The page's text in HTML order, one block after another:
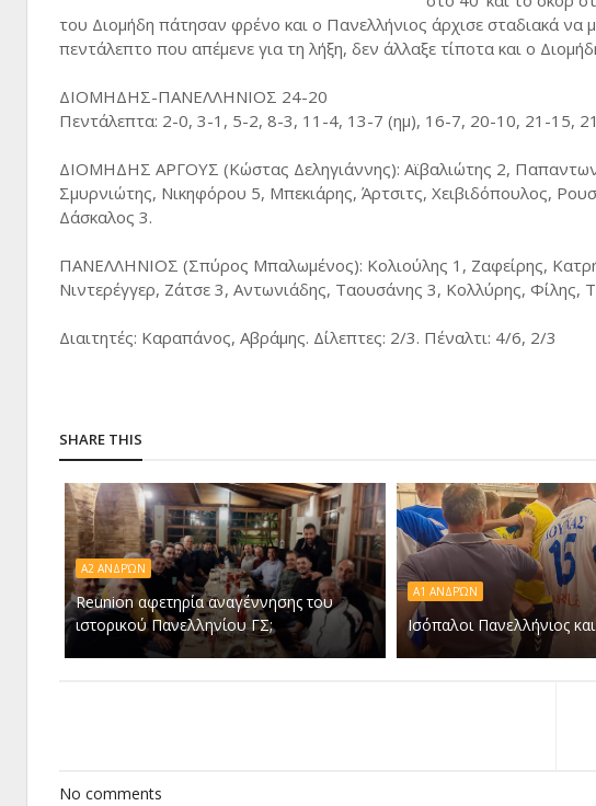
του Διομήδη πάτησαν φρένο και ο Πανελλήνιος άρχισε σταδιακά να
πεντάλεπτο που απέμενε για τη λήξη, δεν άλλαξε τίποτα και ο
ΔΙΟΜΗΔΗΣ-ΠΑΝΕΛΛΗΝΙΟΣ 24-20
Πεντάλεπτα: 2-0, 3-1, 5-2, 8-3, 11-4, 13-7 (ημ), 16-7, 20-10, 21-15,
ΔΙΟΜΗΔΗΣ ΑΡΓΟΥΣ (Κώστας Δεληγιάννης): Αϊβαλιώτης 2,
Σμυρνιώτης, Νικηφόρου 5, Μπεκιάρης, Άρτσιτς, Χειβιδόπουλος,
Δάσκαλος 3.
ΠΑΝΕΛΛΗΝΙΟΣ (Σπύρος Μπαλωμένος): Κολιούλης 1, Ζαφείρης,
Νιντερέγγερ, Ζάτσε 3, Αντωνιάδης, Ταουσάνης 3, Κολλύρης,
Διαιτητές: Καραπάνος, Αβράμης. Δίλεπτες: 2/3. Πέναλτι: 4/6, 2/3
SHARE THIS
Α2 ΑΝΔΡΏΝ
Reunion αφετηρία αναγέννησης του
ιστορικού Πανελληνίου ΓΣ;
Α1 ΑΝΔΡΏΝ
Ισόπαλοι Πανελλήνιος
No comments